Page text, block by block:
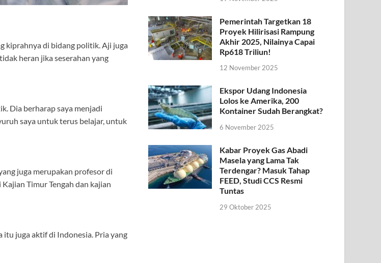
kiprahnya di bidang politik. Aji juga
heran jika seserahan yang
Dia berharap saya menjadi
saya untuk terus belajar, untuk
juga merupakan profesor di
Timur Tengah dan kajian
itu juga aktif di Indonesia. Pria yang
Pemerintah Targetkan 18
Proyek Hilirisasi Rampung
Akhir 2025, Nilainya Capai
Rp618 Triliun!
12 November 2025
Ekspor Udang Indonesia
Lolos ke Amerika, 200
Kontainer Sudah Berangkat?
6 November 2025
Kabar Proyek Gas Abadi
Masela yang Lama Tak
Terdengar? Masuk Tahap
FEED, Studi CCS Resmi
Tuntas
29 Oktober 2025